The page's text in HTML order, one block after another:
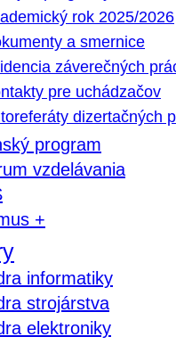
rok 2025/2026
a smernice
záverečných
pre uchádzačov
dizertačných
program
vzdelávania
+
informatiky
strojárstva
elektroniky